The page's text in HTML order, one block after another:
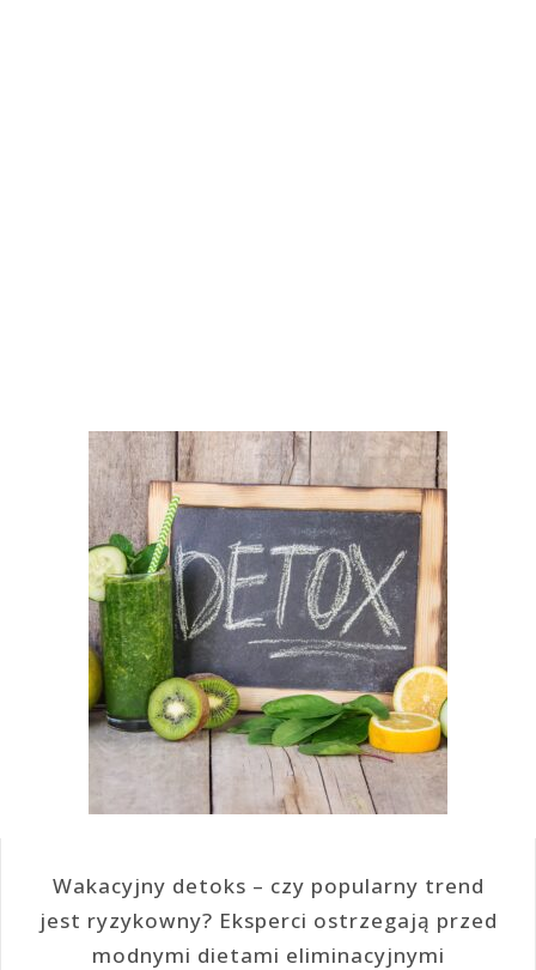
Wakacyjny detoks – czy popularny trend
jest ryzykowny? Eksperci ostrzegają przed
modnymi dietami eliminacyjnymi